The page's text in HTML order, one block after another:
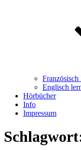
Französisch
Englisch
Hörbücher
Info
Impressum